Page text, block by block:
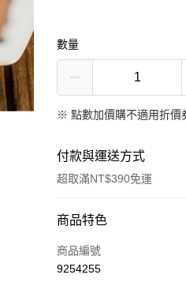
數量
※點數加價購不適用折價
付款與運送方式
超取滿NT$390免運
付款方式
全家線上支付
商品特色
商品編號
9254255